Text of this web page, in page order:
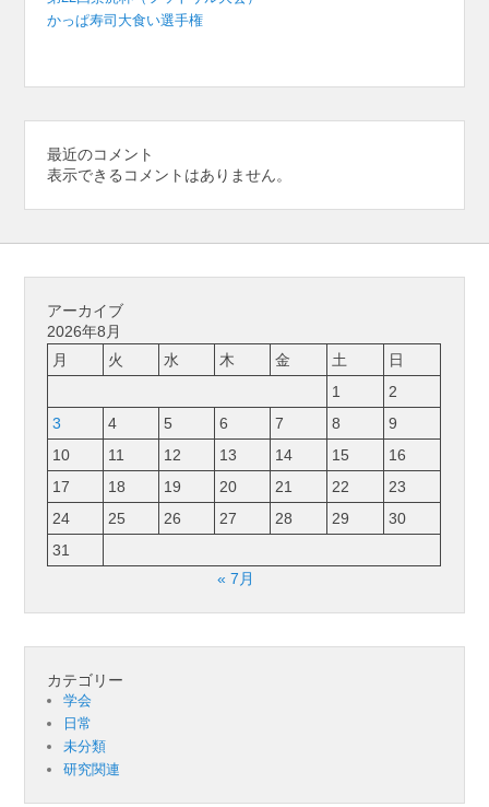
かっぱ寿司大食い選手権
最近のコメント
表示できるコメントはありません。
アーカイブ
2026年8月
月
火 水 木 金 土
日
1
2
3
4 5 6 7 8
9
10
11 12 13 14 15
16
17
18 19 20 21 22
23
24
25 26 27 28 29
30
31
« 7月
カテゴリー
学会
日常
未分類
研究関連